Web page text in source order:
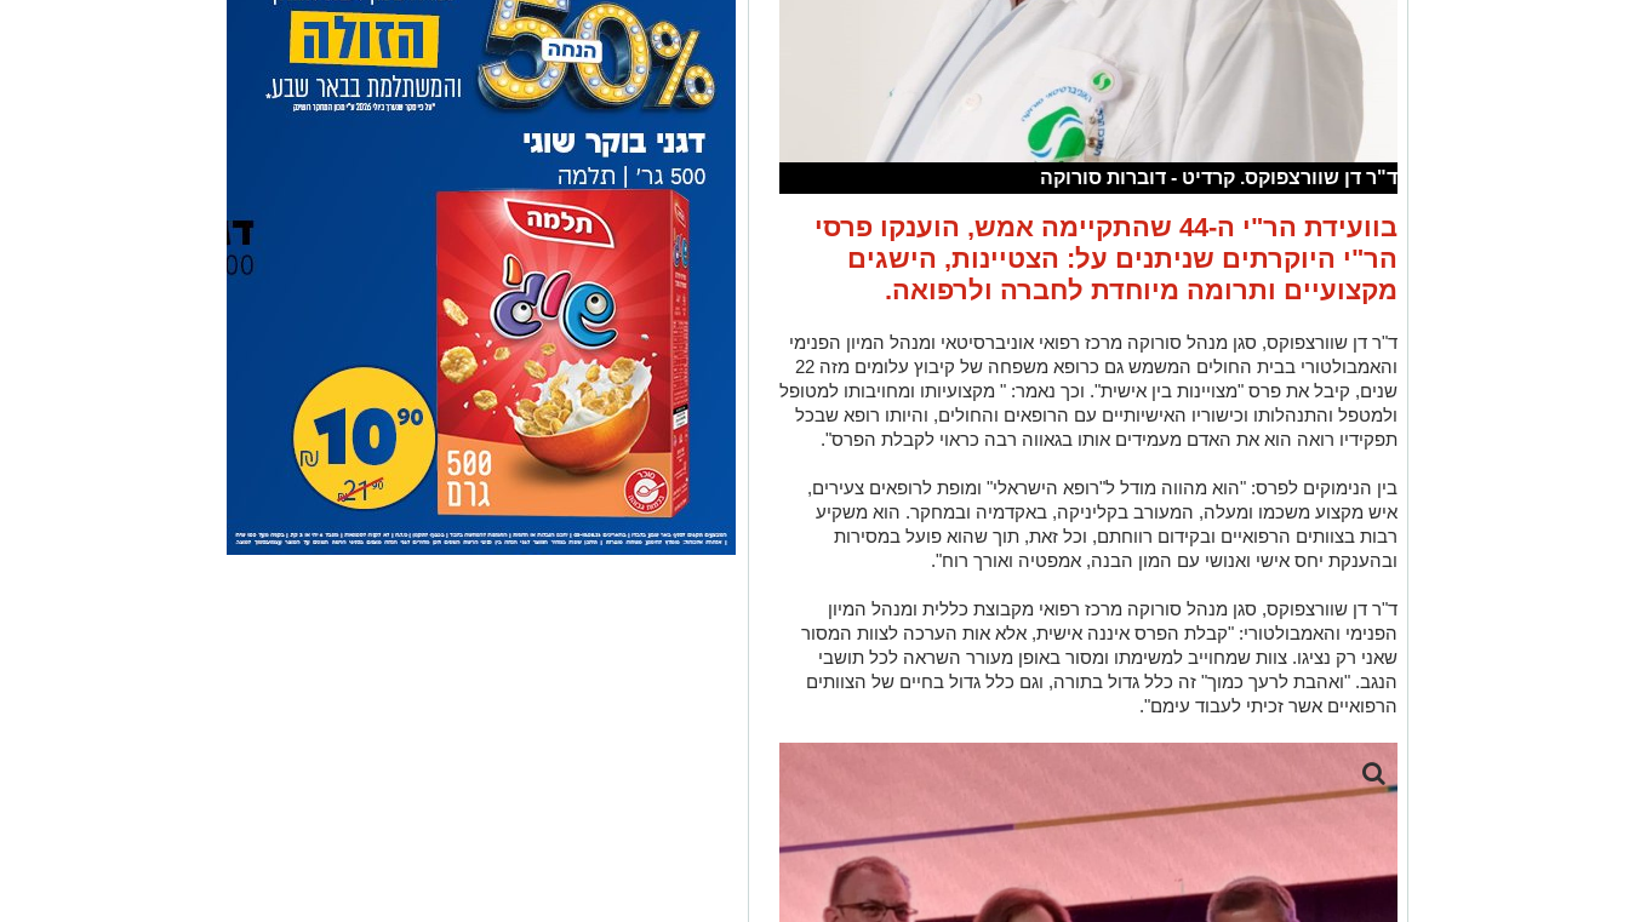
ד"ר דן שוורצפוקס. קרדיט - דוברות סורוקה
בוועידת הר"י ה-44 שהתקיימה אמש, הוענקו פרסי
הר"י היוקרתים שניתנים על: הצטיינות, הישגים
מקצועיים ותרומה מיוחדת לחברה ולרפואה.
ד"ר דן שוורצפוקס, סגן מנהל סורוקה מרכז רפואי אוניברסיטאי ומנהל המיון הפנימי
והאמבולטורי בבית החולים המשמש גם כרופא משפחה של קיבוץ עלומים מזה 22
שנים, קיבל את פרס "מצויינות בין אישית". וכך נאמר: " מקצועיותו ומחויבותו למטופל
ולמטפל והתנהלותו וכישוריו האישיותיים עם הרופאים והחולים, והיותו רופא שבכל
תפקידיו רואה הוא את האדם מעמידים אותו בגאווה רבה כראוי לקבלת הפרס".
בין הנימוקים לפרס: "הוא מהווה מודל ל"רופא הישראלי" ומופת לרופאים צעירים,
איש מקצוע משכמו ומעלה, המעורב בקליניקה, באקדמיה ובמחקר. הוא משקיע
רבות בצוותים הרפואיים ובקידום רווחתם, וכל זאת, תוך שהוא פועל במסירות
ובהענקת יחס אישי ואנושי עם המון הבנה, אמפטיה ואורך רוח".
ד"ר דן שוורצפוקס, סגן מנהל סורוקה מרכז רפואי מקבוצת כללית ומנהל המיון
הפנימי והאמבולטורי: "קבלת הפרס איננה אישית, אלא אות הערכה לצוות המסור
שאני רק נציגו. צוות שמחוייב למשימתו ומסור באופן מעורר השראה לכל תושבי
הנגב. "ואהבת לרעך כמוך" זה כלל גדול בתורה, וגם כלל גדול בחיים של הצוותים
הרפואיים אשר זכיתי לעבוד עימם".